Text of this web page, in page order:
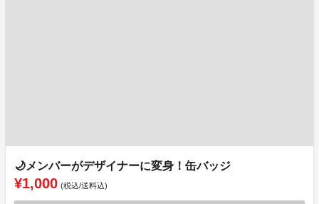
🌙メンバーがデザイナーに変身！缶バッジ
¥1,000 (税込/送料込)